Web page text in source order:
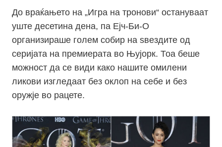
До враќањето на „Игра на тронови“ остануваат
уште десетина дена, па Ејч-Би-О
организираше голем собир на ѕвездите од
серијата на премиерата во Њујорк. Тоа беше
можност да се види како нашите омилени
ликови изгледаат без оклоп на себе и без
оружје во рацете.